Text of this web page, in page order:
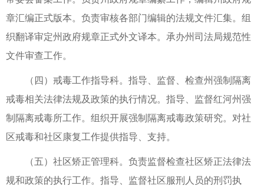
章汇编正式版本。负责审核各部门编辑的法规文件汇集。组
织翻译审定州政府规章正式外文译本。承办州司法局规范性
文件审查工作。
（四）戒毒工作指导科。指导、监督、检查州强制隔离
戒毒相关法律法规及政策的执行情况。指导、监督红河州强
制隔离戒毒所工作。组织开展强制隔离戒毒政策研究。对社
区戒毒和社区康复工作提供指导、支持。
（五）社区矫正管理科。负责监督检查社区矫正法律法
规和政策的执行工作。指导、监督社区服刑人员的刑罚执